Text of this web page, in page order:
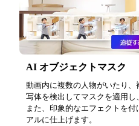
AI オブジェクトマスク
動画内に複数の人物がいたり
写体を検出してマスクを適用し
また、印象的なエフェクトを
アルに仕上げます。